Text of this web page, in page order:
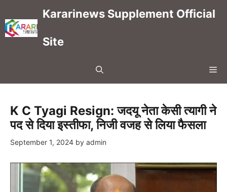
content
Kararinews Supplement Official
Site
K C Tyagi Resign: जदयू नेता केसी त्यागी ने
पद से दिया इस्तीफा, निजी वजह से लिया फैसला
September 1, 2024 by admin